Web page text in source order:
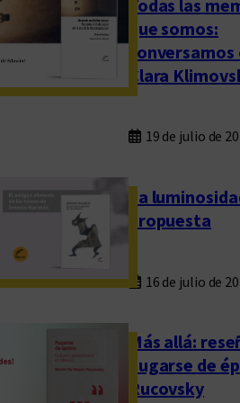
Todas las
que somos:
conversamos
Clara
19 de julio de
La
propuesta
16 de julio de
Más allá:
Fugarse de
Rucovsky